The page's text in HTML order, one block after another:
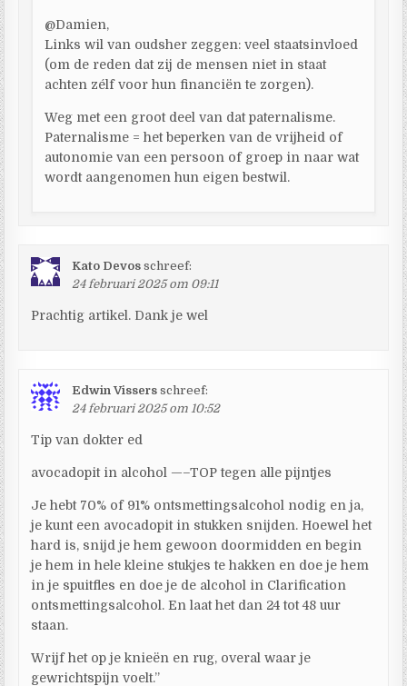
@Damien,
Links wil van oudsher zeggen: veel staatsinvloed
(om de reden dat zij de mensen niet in staat
achten zélf voor hun financiën te zorgen).
Weg met een groot deel van dat paternalisme.
Paternalisme = het beperken van de vrijheid of
autonomie van een persoon of groep in naar wat
wordt aangenomen hun eigen bestwil.
Kato Devos schreef:
24 februari 2025 om 09:11
Prachtig artikel. Dank je wel
Edwin Vissers schreef:
24 februari 2025 om 10:52
Tip van dokter ed
avocadopit in alcohol —–TOP tegen alle pijntjes
Je hebt 70% of 91% ontsmettingsalcohol nodig en ja,
je kunt een avocadopit in stukken snijden. Hoewel het
hard is, snijd je hem gewoon doormidden en begin
je hem in hele kleine stukjes te hakken en doe je hem
in je spuitfles en doe je de alcohol in Clarification
ontsmettingsalcohol. En laat het dan 24 tot 48 uur
staan.
Wrijf het op je knieën en rug, overal waar je
gewrichtspijn voelt.”